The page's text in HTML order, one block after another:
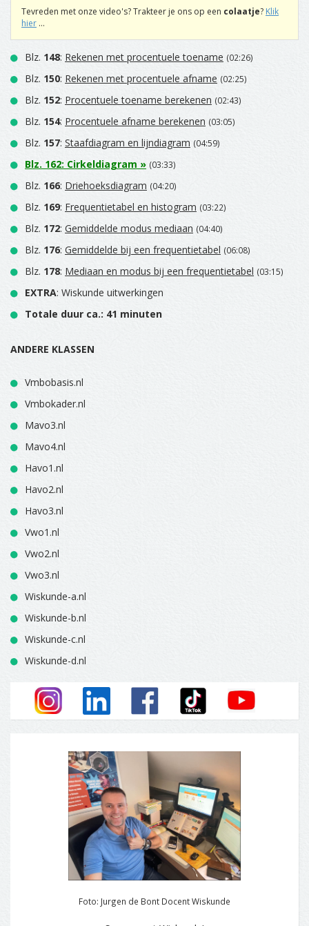
Tevreden met onze video's? Trakteer je ons op een colaatje? Klik
hier ...
Blz. 148: Rekenen met procentuele toename (02:26)
Blz. 150: Rekenen met procentuele afname (02:25)
Blz. 152: Procentuele toename berekenen (02:43)
Blz. 154: Procentuele afname berekenen (03:05)
Blz. 157: Staafdiagram en lijndiagram (04:59)
Blz. 162: Cirkeldiagram » (03:33)
Blz. 166: Driehoeksdiagram (04:20)
Blz. 169: Frequentietabel en histogram (03:22)
Blz. 172: Gemiddelde modus mediaan (04:40)
Blz. 176: Gemiddelde bij een frequentietabel (06:08)
Blz. 178: Mediaan en modus bij een frequentietabel (03:15)
EXTRA: Wiskunde uitwerkingen
Totale duur ca.: 41 minuten
ANDERE KLASSEN
Vmbobasis.nl
Vmbokader.nl
Mavo3.nl
Mavo4.nl
Havo1.nl
Havo2.nl
Havo3.nl
Vwo1.nl
Vwo2.nl
Vwo3.nl
Wiskunde-a.nl
Wiskunde-b.nl
Wiskunde-c.nl
Wiskunde-d.nl
Foto: Jurgen de Bont Docent Wiskunde